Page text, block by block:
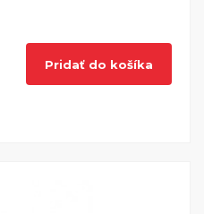
Pridať do košíka